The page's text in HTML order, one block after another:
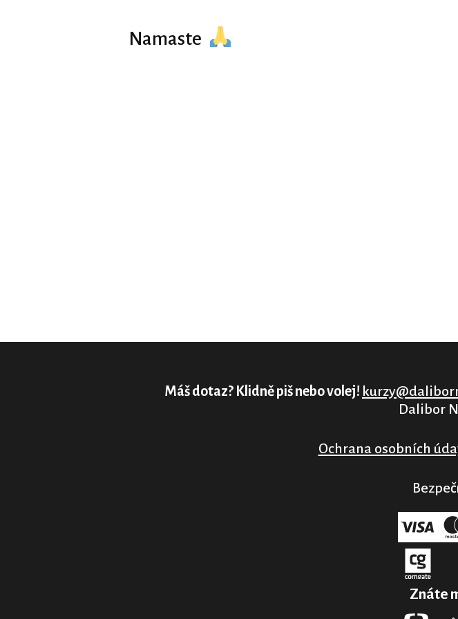
Namaste
Máš dotaz? Klidně piš nebo volej!
Dalibor
Ochrana osobních
Znáte